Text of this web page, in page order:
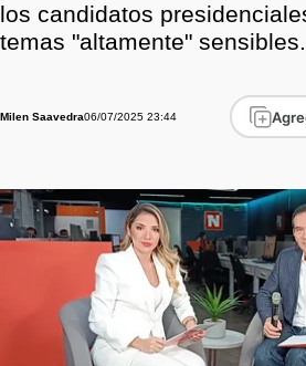
los candidatos
temas "altamente" sensibles.
Milen Saavedra06/07/2025 23:44